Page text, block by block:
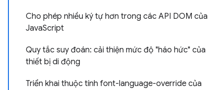
Cho phép nhiều ký tự hơn trong các API DOM của
JavaScript
Quy tắc suy đoán: cải thiện mức độ "háo hức" của
thiết bị di động
Triển khai thuộc tính font-language-override của